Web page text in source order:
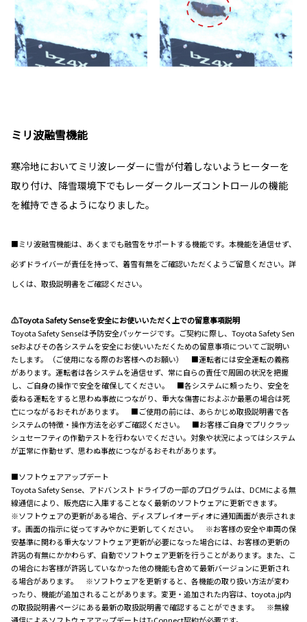
ミリ波融雪機能
寒冷地においてミリ波レーダーに雪が付着しないようヒーターを
取り付け、降雪環境下でもレーダークルーズコントロールの機能
を維持できるようになりました。
■ミリ波融雪機能は、あくまでも融雪をサポートする機能です。本機能を過信せず、
必ずドライバーが責任を持って、着雪有無をご確認いただくようご留意ください。詳
しくは、取扱説明書をご確認ください。
⚠Toyota Safety Senseを安全にお使いいただく上での留意事項説明
Toyota Safety Senseは予防安全パッケージです。ご契約に際し、Toyota Safety Sen
seおよびその各システムを安全にお使いいただくための留意事項についてご説明い
たします。（ご使用になる際のお客様へのお願い） ■運転者には安全運転の義務
があります。運転者は各システムを過信せず、常に自らの責任で周囲の状況を把握
し、ご自身の操作で安全を確保してください。 ■各システムに頼ったり、安全を
委ねる運転をすると思わぬ事故につながり、重大な傷害におよぶか最悪の場合は死
亡につながるおそれがあります。 ■ご使用の前には、あらかじめ取扱説明書で各
システムの特徴・操作方法を必ずご確認ください。 ■お客様ご自身でプリクラッ
シュセーフティの作動テストを行わないでください。対象や状況によってはシステム
が正常に作動せず、思わぬ事故につながるおそれがあります。
■ソフトウェアアップデート
Toyota Safety Sense、アドバンスト ドライブの一部のプログラムは、DCMによる無
線通信により、販売店に入庫することなく最新のソフトウェアに更新できます。
※ソフトウェアの更新がある場合、ディスプレイオーディオに通知画面が表示されま
す。画面の指示に従ってすみやかに更新してください。 ※お客様の安全や車両の保
安基準に関わる重大なソフトウェア更新が必要になった場合には、お客様の更新の
許諾の有無にかかわらず、自動でソフトウェア更新を行うことがあります。また、こ
の場合にお客様が許諾していなかった他の機能も含めて最新バージョンに更新され
る場合があります。 ※ソフトウェアを更新すると、各機能の取り扱い方法が変わ
ったり、機能が追加されることがあります。変更・追加された内容は、toyota.jp内
の取扱説明書ページにある最新の取扱説明書で確認することができます。 ※無線